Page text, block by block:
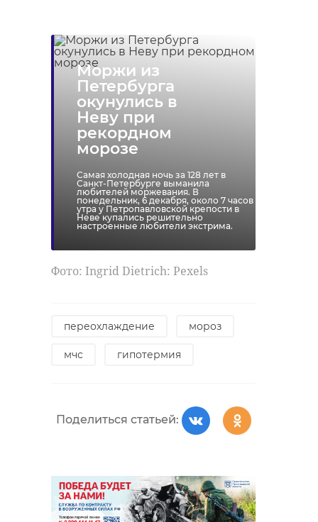
Моржи из
Петербурга
окунулись в
Неву при
рекордном
морозе
Самая холодная ночь за 128 лет в
Санкт-Петербурге выманила
любителей моржевания. В
понедельник, 6 декабря, около 7 часов
утра у Петропавловской крепости в
Неве купались решительно
настроенные любители экстрима.
Фото: Ingrid Dietrich: Pexels
переохлаждение мороз
мчс гипотермия
Поделиться статьей: